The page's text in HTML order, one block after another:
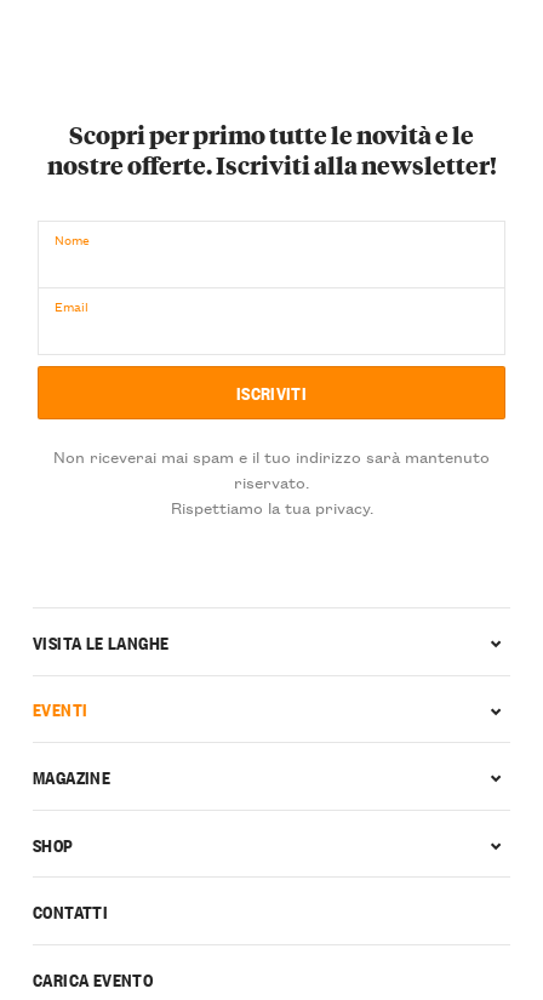
Scopri per primo tutte le novità e le
nostre offerte. Iscriviti alla newsletter!
Nome
Email
Non riceverai mai spam e il tuo indirizzo sarà mantenuto
riservato.
Rispettiamo la tua privacy.
CONTATTI
CARICA EVENTO
VISITA LE LANGHE
EVENTI
MAGAZINE
SHOP